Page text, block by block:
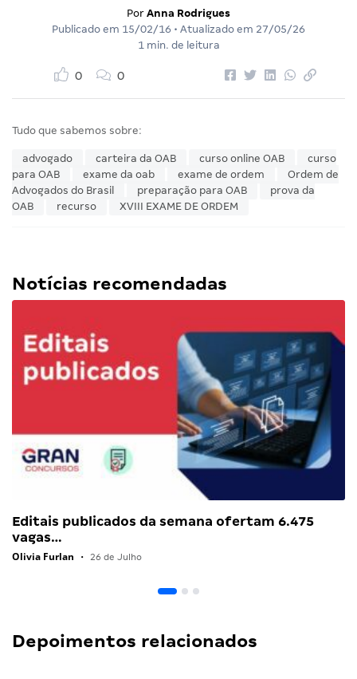
Por Anna Rodrigues
Publicado em 15/02/16 • Atualizado em 27/05/26
1 min. de leitura
0 0
Tudo que sabemos sobre:
advogado carteira da OAB curso online OAB
curso
para OAB
exame da oab exame de ordem
Ordem de
Advogados do Brasil
preparação para OAB
prova da
OAB
recurso XVIII EXAME DE ORDEM
Notícias recomendadas
Editais publicados da semana ofertam 6.475
vagas…
Olivia Furlan • 26 de Julho
Depoimentos relacionados